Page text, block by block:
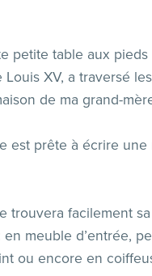
petite table aux
Louis XV, a traversé
de ma grand-
est prête à écrire une
trouvera facilement
meuble d’entrée,
ou encore en